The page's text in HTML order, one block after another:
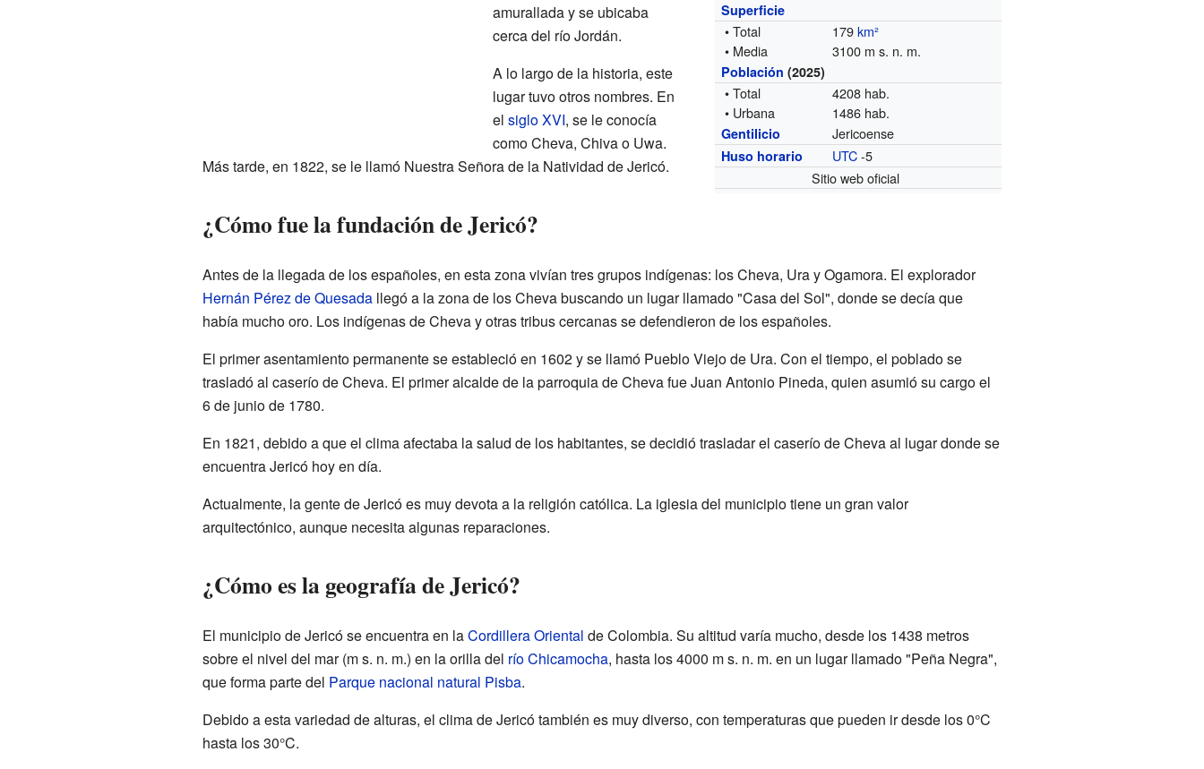
Superficie
• Total 179km²
• Media
3100 m s. n. m.
Población (2025)
• Total
4208 hab.
• Urbana
1486 hab.
Gentilicio Jericoense
Huso horario UTC-5
Sitio web oficial
amurallada y se ubicaba
cerca del río Jordán.
A lo largo de la historia, este
lugar tuvo otros nombres. En
el siglo XVI, se le conocía
como Cheva, Chiva o Uwa.
Más tarde, en 1822, se le llamó Nuestra Señora de la Natividad de Jericó.
¿Cómo fue la fundación de Jericó?
Antes de la llegada de los españoles, en esta zona vivían tres grupos indígenas: los Cheva, Ura y Ogamora. El explorador
Hernán Pérez de Quesadallegó a la zona de los Cheva buscando un lugar llamado "Casa del Sol", donde se decía que
había mucho oro. Los indígenas de Cheva y otras tribus cercanas se defendieron de los españoles.
El primer asentamiento permanente se estableció en 1602 y se llamó Pueblo Viejo de Ura. Con el tiempo, el poblado se
trasladó al caserío de Cheva. El primer alcalde de la parroquia de Cheva fue Juan Antonio Pineda, quien asumió su cargo el
6 de junio de 1780.
En 1821, debido a que el clima afectaba la salud de los habitantes, se decidió trasladar el caserío de Cheva al lugar donde se
encuentra Jericó hoy en día.
Actualmente, la gente de Jericó es muy devota a la religión católica. La iglesia del municipio tiene un gran valor
arquitectónico, aunque necesita algunas reparaciones.
¿Cómo es la geografía de Jericó?
El municipio de Jericó se encuentra en laCordillera Oriental de Colombia. Su altitud varía mucho, desde los 1438 metros
sobre el nivel del mar (m s. n. m.) en la orilla del río Chicamocha, hasta los 4000 m s. n. m. en un lugar llamado "Peña Negra",
que forma parte del Parque nacional natural Pisba.
Debido a esta variedad de alturas, el clima de Jericó también es muy diverso, con temperaturas que pueden ir desde los 0°C
hasta los 30°C.